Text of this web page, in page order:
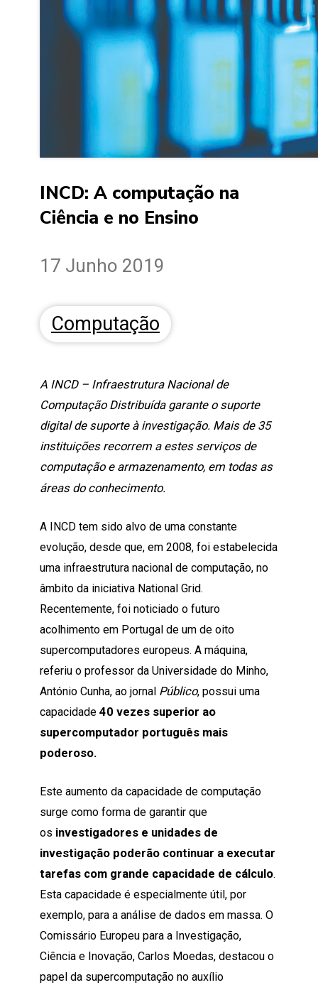
INCD: A computação na
Ciência e no Ensino
17 Junho 2019
Computação
A INCD – Infraestrutura Nacional de
Computação Distribuída garante o suporte
digital de suporte à investigação. Mais de 35
instituições recorrem a estes serviços de
computação e armazenamento, em todas as
áreas do conhecimento.
A INCD tem sido alvo de uma constante
evolução, desde que, em 2008, foi estabelecida
uma infraestrutura nacional de computação, no
âmbito da iniciativa National Grid.
Recentemente, foi noticiado o futuro
acolhimento em Portugal de um de oito
supercomputadores europeus. A máquina,
referiu o professor da Universidade do Minho,
António Cunha, ao jornal Público, possui uma
capacidade 40 vezes superior ao
supercomputador português mais
poderoso.
Este aumento da capacidade de computação
surge como forma de garantir que
os investigadores e unidades de
investigação poderão continuar a executar
tarefas com grande capacidade de cálculo.
Esta capacidade é especialmente útil, por
exemplo, para a análise de dados em massa. O
Comissário Europeu para a Investigação,
Ciência e Inovação, Carlos Moedas, destacou o
papel da supercomputação no auxílio